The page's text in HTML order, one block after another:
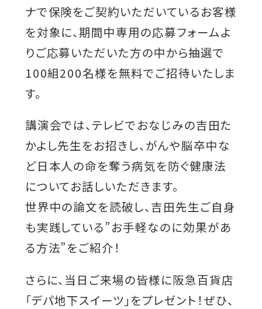
ナで保険をご契約いただいているお客様
を対象に、期間中専用の応募フォームよ
りご応募いただいた方の中から抽選で
100組200名様を無料でご招待いたしま
す。
講演会では、テレビでおなじみの吉田た
かよし先生をお招きし、がんや脳卒中な
ど日本人の命を奪う病気を防ぐ健康法
についてお話しいただきます。
世界中の論文を読破し、吉田先生ご自身
も実践している”お手軽なのに効果があ
る方法”をご紹介！
さらに、当日ご来場の皆様に阪急百貨店
「デパ地下スイーツ」をプレゼント！ぜひ、